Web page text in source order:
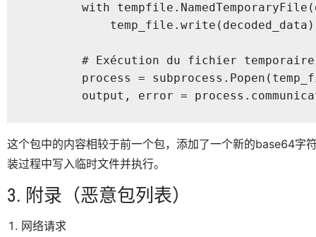
with
            temp_file.write(decoded_data)
        # Exécution du fichier temporaire
process =
output, error =
这个包中的内容相较于前一个包，添加了一个新的base64
装过程中写入临时文件并执行。
3. 附录（恶意包列表）
网络请求